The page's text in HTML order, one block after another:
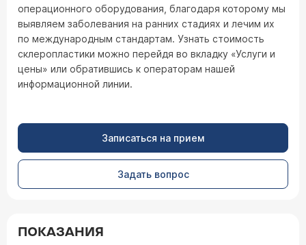
операционного оборудования, благодаря которому мы
выявляем заболевания на ранних стадиях и лечим их
по международным стандартам. Узнать стоимость
склеропластики можно перейдя во вкладку «Услуги и
цены» или обратившись к операторам нашей
информационной линии.
Записаться на прием
Задать вопрос
ПОКАЗАНИЯ